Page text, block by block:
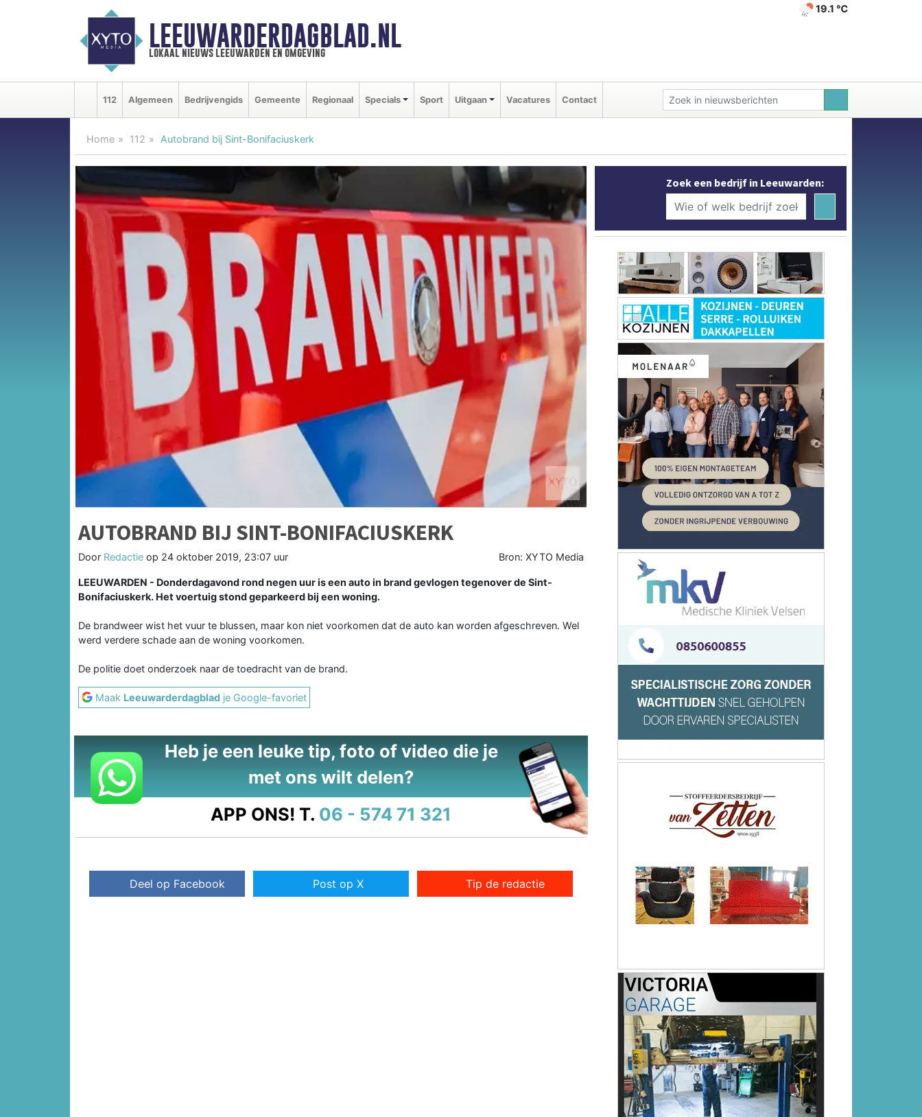
LEEUWARDERDAGBLAD.NL
lokaal nieuws leeuwarden en omgeving
19.1 ℃
112 Algemeen Bedrijvengids Gemeente Regionaal Specials Sport Uitgaan Vacatures Contact
Home 112 Autobrand bij Sint-Bonifaciuskerk
AUTOBRAND BIJ SINT-BONIFACIUSKERK
Door Redactie op 24 oktober 2019, 23:07 uur Bron: XYTO Media
LEEUWARDEN - Donderdagavond rond negen uur is een auto in brand gevlogen tegenover de Sint-
Bonifaciuskerk. Het voertuig stond geparkeerd bij een woning.
De brandweer wist het vuur te blussen, maar kon niet voorkomen dat de auto kan worden afgeschreven. Wel
werd verdere schade aan de woning voorkomen.
De politie doet onderzoek naar de toedracht van de brand.
Maak Leeuwarderdagblad je Google-favoriet
Heb je een leuke tip, foto of video die je
met ons wilt delen?
APP ONS! T. 06 - 574 71 321
Deel op Facebook Post op X Tip de redactie
Zoek een bedrijf in Leeuwarden: